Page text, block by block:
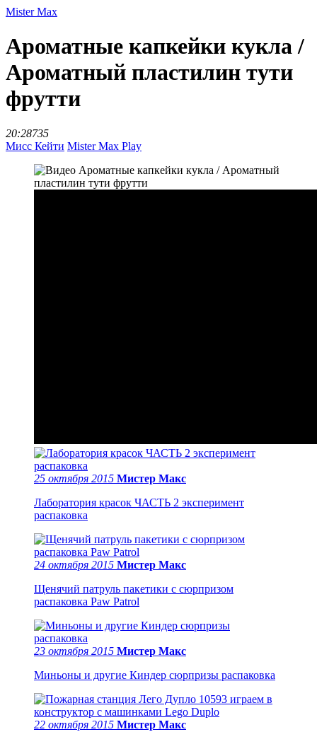
Mister Max
Ароматные капкейки кукла /
Ароматный пластилин тути
фрутти
20:28735
Мисс Кейти Mister Max Play
25 октября 2015 Мистер Макс
Лаборатория красок ЧАСТЬ 2 эксперимент
распаковка
24 октября 2015 Мистер Макс
Щенячий патруль пакетики с сюрпризом
распаковка Paw Patrol
23 октября 2015 Мистер Макс
Миньоны и другие Киндер сюрпризы распаковка
22 октября 2015 Мистер Макс